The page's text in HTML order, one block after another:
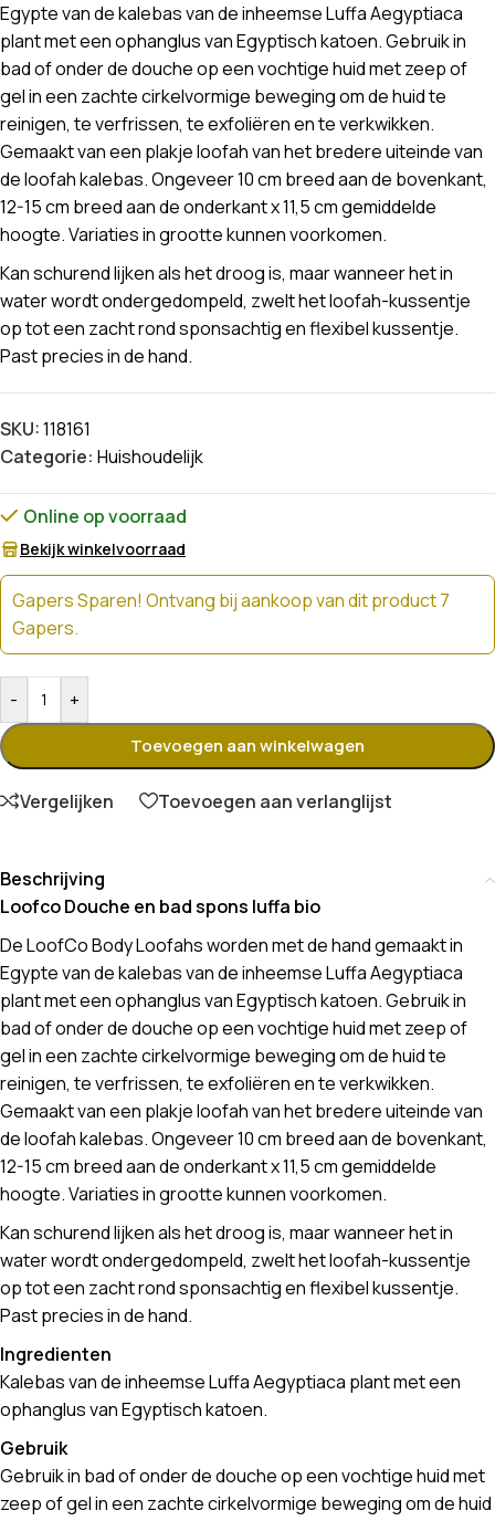
Egypte van de kalebas van de inheemse Luffa Aegyptiaca
plant met een ophanglus van Egyptisch katoen. Gebruik in
bad of onder de douche op een vochtige huid met zeep of
gel in een zachte cirkelvormige beweging om de huid te
reinigen, te verfrissen, te exfoliëren en te verkwikken.
Gemaakt van een plakje loofah van het bredere uiteinde van
de loofah kalebas. Ongeveer 10 cm breed aan de bovenkant,
12-15 cm breed aan de onderkant x 11,5 cm gemiddelde
hoogte. Variaties in grootte kunnen voorkomen.
Kan schurend lijken als het droog is, maar wanneer het in
water wordt ondergedompeld, zwelt het loofah-kussentje
op tot een zacht rond sponsachtig en flexibel kussentje.
Past precies in de hand.
SKU:118161
Categorie: Huishoudelijk
Online op voorraad
Bekijk winkelvoorraad
Gapers Sparen! Ontvang bij aankoop van dit product 7
Gapers.
- +
Toevoegen aan winkelwagen
Vergelijken Toevoegen aan verlanglijst
Beschrijving
Loofco Douche en bad spons luffa bio
De LoofCo Body Loofahs worden met de hand gemaakt in
Egypte van de kalebas van de inheemse Luffa Aegyptiaca
plant met een ophanglus van Egyptisch katoen. Gebruik in
bad of onder de douche op een vochtige huid met zeep of
gel in een zachte cirkelvormige beweging om de huid te
reinigen, te verfrissen, te exfoliëren en te verkwikken.
Gemaakt van een plakje loofah van het bredere uiteinde van
de loofah kalebas. Ongeveer 10 cm breed aan de bovenkant,
12-15 cm breed aan de onderkant x 11,5 cm gemiddelde
hoogte. Variaties in grootte kunnen voorkomen.
Kan schurend lijken als het droog is, maar wanneer het in
water wordt ondergedompeld, zwelt het loofah-kussentje
op tot een zacht rond sponsachtig en flexibel kussentje.
Past precies in de hand.
Ingredienten
Kalebas van de inheemse Luffa Aegyptiaca plant met een
ophanglus van Egyptisch katoen.
Gebruik
Gebruik in bad of onder de douche op een vochtige huid met
zeep of gel in een zachte cirkelvormige beweging om de huid